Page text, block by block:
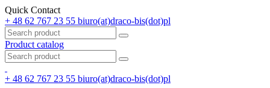
Quick Contact
+ 48 62 767 23 55 biuro(at)draco-bis(dot)pl
Product catalog
+ 48 62 767 23 55 biuro(at)draco-bis(dot)pl